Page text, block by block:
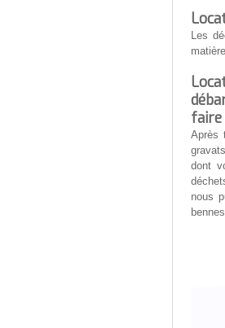
Les
faire
Après
dont
nous